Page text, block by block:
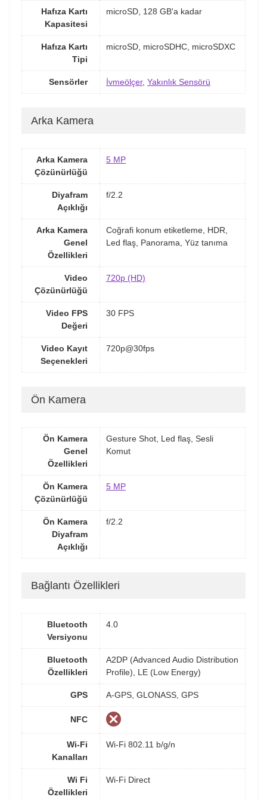
Hafıza Kartı
Kapasitesi
microSD, 128 GB'a kadar
Hafıza Kartı
Tipi
microSD, microSDHC, microSDXC
Sensörler İvmeölçer, Yakınlık Sensörü
Arka Kamera
Arka Kamera
Çözünürlüğü
5 MP
Diyafram
Açıklığı
f/2.2
Arka Kamera
Genel
Özellikleri
Coğrafi konum etiketleme, HDR,
Led flaş, Panorama, Yüz tanıma
Video
Çözünürlüğü
720p (HD)
Video FPS
Değeri
30 FPS
Video Kayıt
Seçenekleri
720p@30fps
Ön Kamera
Ön Kamera
Genel
Özellikleri
Gesture Shot, Led flaş, Sesli
Komut
Ön Kamera
Çözünürlüğü
5 MP
Ön Kamera
Diyafram
Açıklığı
f/2.2
Bağlantı Özellikleri
Bluetooth
Versiyonu
4.0
Bluetooth
Özellikleri
A2DP (Advanced Audio Distribution
Profile), LE (Low Energy)
GPS A-GPS, GLONASS, GPS
NFC
Wi-Fi
Kanalları
Wi-Fi 802.11 b/g/n
Wi Fi
Özellikleri
Wi-Fi Direct